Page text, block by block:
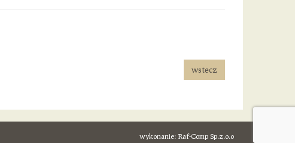
wstecz
wykonanie: Raf-Comp Sp.z.o.o